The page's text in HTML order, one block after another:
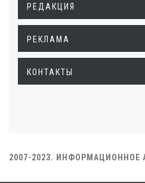
РЕДАКЦИЯ
РЕКЛАМА
КОНТАКТЫ
2007-2023. ИНФОРМАЦИОННОЕ